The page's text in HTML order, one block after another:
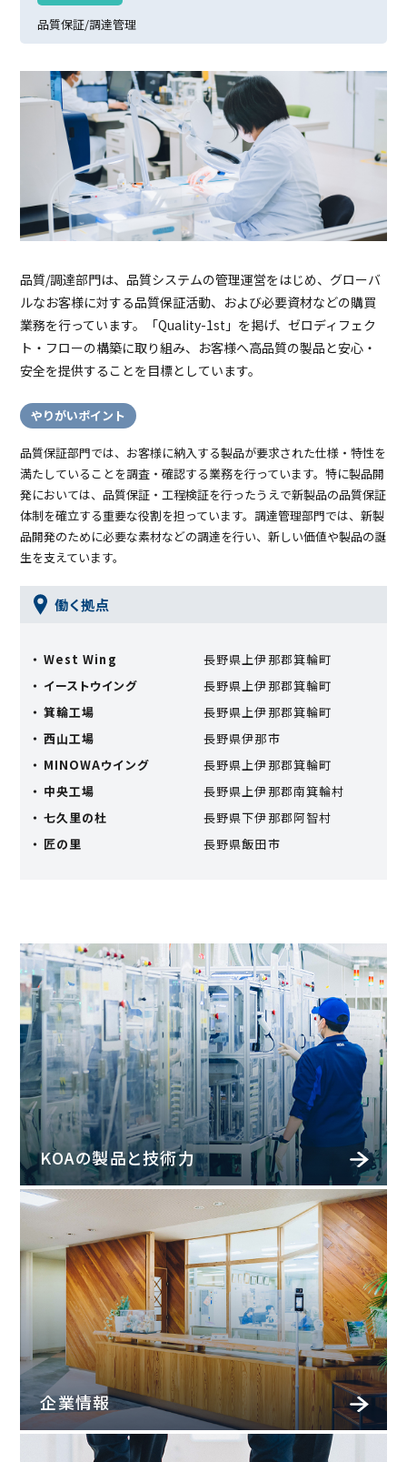
品質保証/調達管理
品質/調達部門は、品質システムの管理運営をはじめ、グローバ
ルなお客様に対する品質保証活動、および必要資材などの購買
業務を行っています。「Quality-1st」を掲げ、ゼロディフェク
ト・フローの構築に取り組み、お客様へ高品質の製品と安心・
安全を提供することを目標としています。
やりがいポイント
品質保証部門では、お客様に納入する製品が要求された仕様・特性を
満たしていることを調査・確認する業務を行っています。特に製品開
発においては、品質保証・工程検証を行ったうえで新製品の品質保証
体制を確立する重要な役割を担っています。調達管理部門では、新製
品開発のために必要な素材などの調達を行い、新しい価値や製品の誕
生を支えています。
働く拠点
・ West Wing
⻑野県上伊那郡箕輪町
・ イーストウイング
⻑野県上伊那郡箕輪町
・ 箕輪⼯場
⻑野県上伊那郡箕輪町
・ ⻄⼭⼯場
長野県伊那市
・ MINOWAウイング
⻑野県上伊那郡箕輪町
・ 中央⼯場
長野県上伊那郡南箕輪村
・ 七久⾥の杜
長野県下伊那郡阿智村
・ 匠の⾥
⻑野県飯⽥市
KOAの製品と技術⼒
企業情報